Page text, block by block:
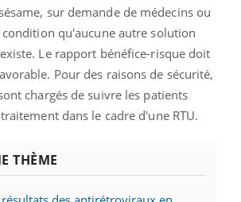
sur demande de médecins ou
condition qu'aucune autre solution
Le rapport bénéfice-risque doit
Pour des raisons de sécurité,
chargés de suivre les patients
dans le cadre d'une RTU.
THÈME